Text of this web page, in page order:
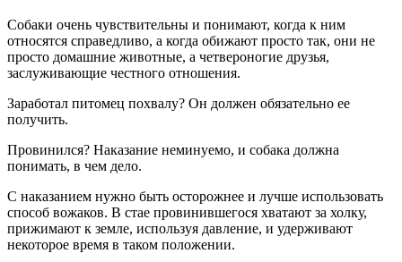
Собаки очень чувствительны и понимают, когда к ним
относятся справедливо, а когда обижают просто так, они не
просто домашние животные, а четвероногие друзья,
заслуживающие честного отношения.
Заработал питомец похвалу? Он должен обязательно ее
получить.
Провинился? Наказание неминуемо, и собака должна
понимать, в чем дело.
С наказанием нужно быть осторожнее и лучше использовать
способ вожаков. В стае провинившегося хватают за холку,
прижимают к земле, используя давление, и удерживают
некоторое время в таком положении.